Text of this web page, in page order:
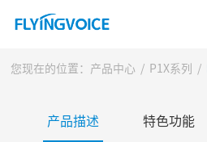
您现在的位置： 产品中心 / P1X系列 /
产品描述 特色功能